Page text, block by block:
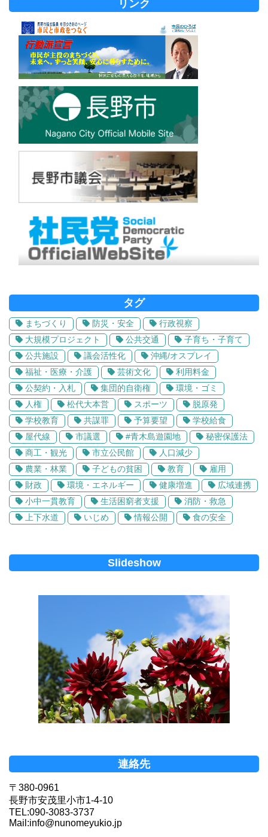
リンク
タグ
まちづくり 防災・安全
行政視察
大規模プロジェクト
公共交通
子育ち・子育て
公共施設
議会活性化
沖縄/オスプレイ
福祉・医療・介護
芸術文化
利用料金
公契約・入札
集団的自衛権
環境・ゴミ
人権
松代大本営 スポーツ
脱原発
学校教育
共謀罪 予算要望
学校給食
屋代線
市議選 #青木島遊園地
秘密保護法
商工・観光
市立公民館
人口減少
農業・林業
子どもの貧困 教育
雇用
財政
環境・エネルギー 健康増進
広域連携
小中一貫教育
生活困窮者支援
消防・救急
上下水道
いじめ 情報公開 食の安全
Slideshow
連絡先
〒380-0961
長野市安茂里小市1-4-10
TEL:090-3083-3737
Mail:info@nunomeyukio.jp